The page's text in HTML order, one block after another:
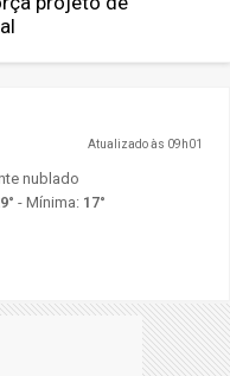
Atualizado às 09h01
nublado
- Mínima: 17°